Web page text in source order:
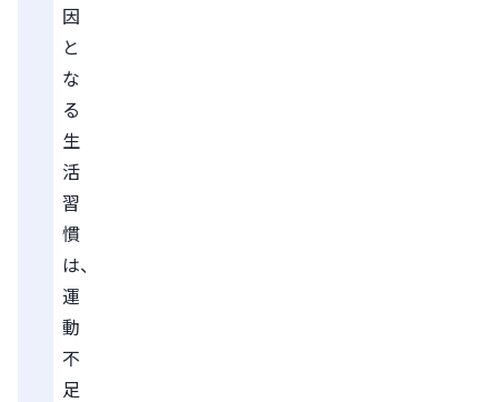
因
と
な
る
生
活
習
慣
は、
運
動
不
足